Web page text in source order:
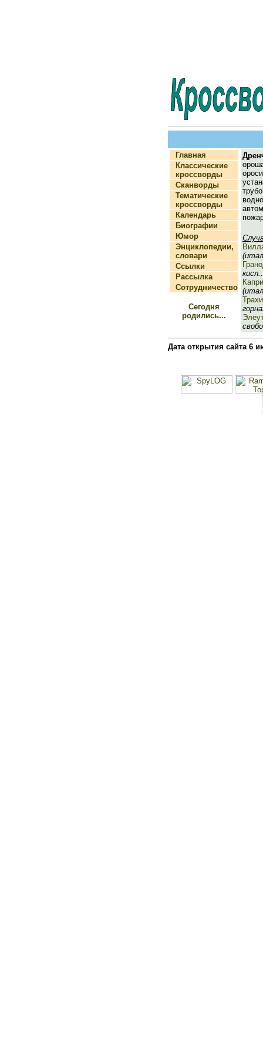
Главная
Классические
кроссворды
Сканворды
Тематические
кроссворды
Календарь
Биографии
Юмор
Энциклопедии,
словари
Ссылки
Рассылка
Сотрудничество
Сегодня
родились...
Дата открытия сайта 6